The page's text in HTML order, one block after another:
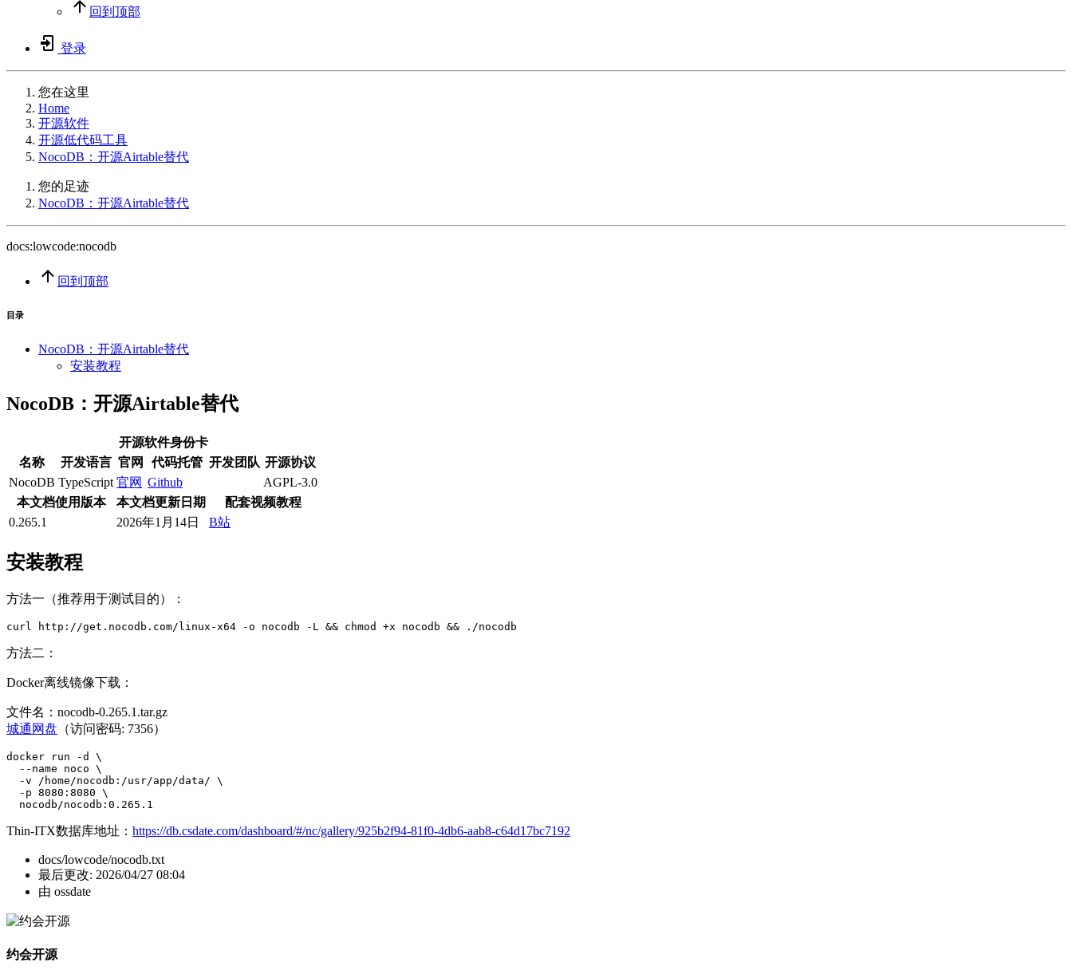
回到顶部
登录
您在这里
Home
开源软件
开源低代码工具
NocoDB：开源Airtable替代
您的足迹
NocoDB：开源Airtable替代
docs:lowcode:nocodb
回到顶部
目录
NocoDB：开源Airtable替代
安装教程
NocoDB：开源Airtable替代
开源软件身份卡
名称
开发语言 官网 代码托管 开发团队 开源协议
NocoDB TypeScript 官网 Github
AGPL-3.0
本文档使用版本
本文档更新日期
配套视频教程
0.265.1
2026年1月14日 B站
安装教程
方法一（推荐用于测试目的）：
curl http: //get.nocodb.com/linux-x64 -o nocodb -L && chmod +x nocodb && . /nocodb
方法二：
Docker离线镜像下载：
文件名：nocodb-0.265.1.tar.gz
城通网盘 （访问密码: 7356）
docker run -d
\
--name noco \
-v
/ home /nocodb: /usr/app /data / \
-p 8080 : 8080 \
  nocodb
/nocodb:0.265.1
Thin-ITX数据库地址： https://db.csdate.com/dashboard/#/nc/gallery/925b2f94-81f0-4db6-aab8-c64d17bc7192
docs/lowcode/nocodb.txt
最后更改: 2026/04/27 08:04
由 ossdate
约会开源